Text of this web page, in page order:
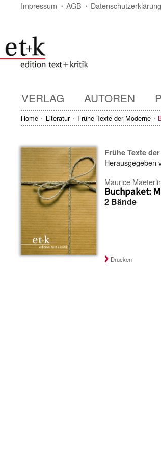
Impressum AGB Datenschutzerklärung
VERLAG AUTOREN
Home Literatur Frühe Texte der Moderne
Frühe Texte
Herausgegeben
Maurice
Buchpaket:
2 Bände
Drucken